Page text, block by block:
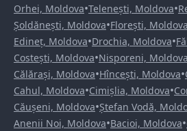
Orhei, Moldova•Telenești, Moldova•
Șoldănești, Moldova•Florești, Moldova
Edineț, Moldova•Drochia, Moldova•
Costești, Moldova•Nisporeni, Moldova
Călărași, Moldova•Hîncești, Moldova•
Cahul, Moldova•Cimișlia, Moldova•
Căușeni, Moldova•Ștefan Vodă,
Anenii Noi, Moldova•Bacioi, Moldova•